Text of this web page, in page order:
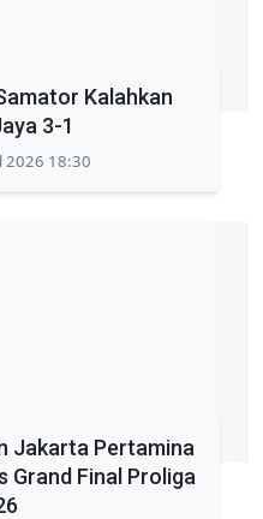
Kalahkan
3-1
2026 18:30
Jakarta Pertamina
Grand Final Proliga